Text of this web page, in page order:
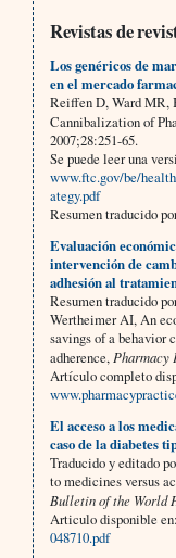
Revistas de
Los genéricos de
en el mercado
Reiffen D, Ward MR,
Cannibalization of
2007;28:251-65.
Se puede leer una
www.ftc.gov/be/
ategy.pdf
Resumen traducido
Evaluación
intervención de
adhesión al
Resumen traducido
Wertheimer AI, An
savings of a behavior
adherence, Pharmacy
Artículo completo
El acceso a los
caso de la diabetes
Traducido y editado
to medicines versus
Bulletin of the World
Articulo disponible en:
048710.pdf